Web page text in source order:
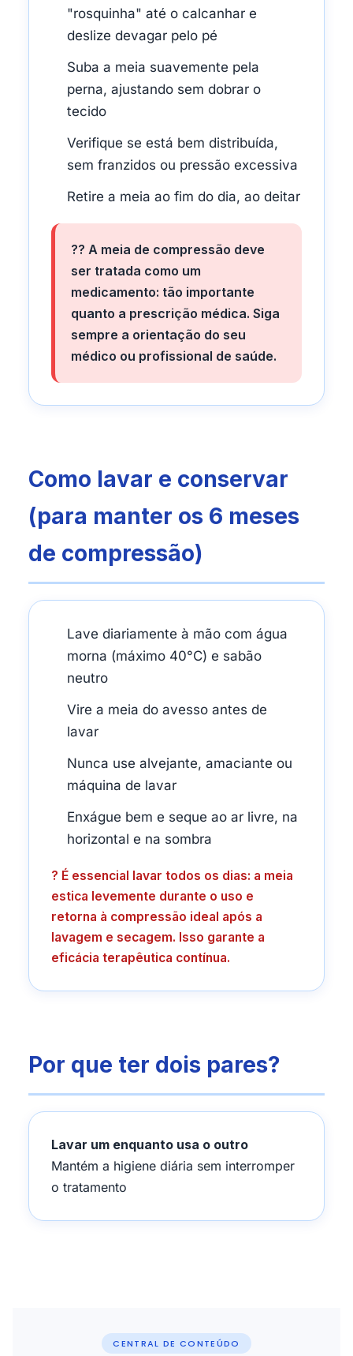
"rosquinha" até o calcanhar e
deslize devagar pelo pé
Suba a meia suavemente pela
perna, ajustando sem dobrar o
tecido
Verifique se está bem distribuída,
sem franzidos ou pressão excessiva
Retire a meia ao fim do dia, ao deitar
?? A meia de compressão deve
ser tratada como um
medicamento: tão importante
quanto a prescrição médica. Siga
sempre a orientação do seu
médico ou profissional de saúde.
Como lavar e conservar
(para manter os 6 meses
de compressão)
Lave diariamente à mão com água
morna (máximo 40°C) e sabão
neutro
Vire a meia do avesso antes de
lavar
Nunca use alvejante, amaciante ou
máquina de lavar
Enxágue bem e seque ao ar livre, na
horizontal e na sombra
? É essencial lavar todos os dias: a meia
estica levemente durante o uso e
retorna à compressão ideal após a
lavagem e secagem. Isso garante a
eficácia terapêutica contínua.
Por que ter dois pares?
Lavar um enquanto usa o outro
Mantém a higiene diária sem interromper
o tratamento
CENTRAL DE CONTEÚDO